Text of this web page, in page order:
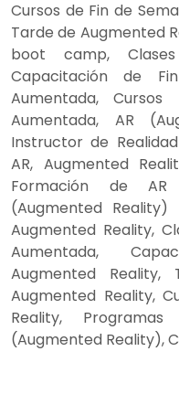
Cursos de Fin de
Tarde de Augmented
boot camp,
Capacitación de
Aumentada,
Aumentada, AR
Instructor de
AR, Augmented
Formación de AR
(Augmented
Augmented Reality,
Aumentada,
Augmented
Augmented Reality,
Reality,
(Augmented Reality),